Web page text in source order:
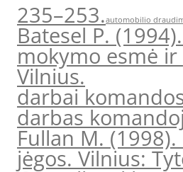
235–253.automobilio
Batesel P.
mokymo esmė
Vilnius.
darbai
darbas
Fullan M. (1998).
jėgos. Vilnius: